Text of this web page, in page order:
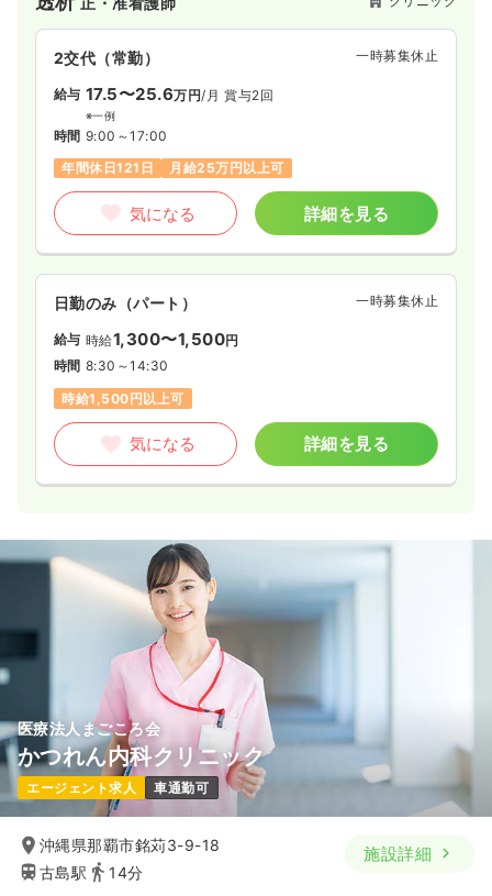
2交代（常勤） 一時募集休止
給与 17.5〜25.6万円/月 賞与2回
※一例
時間 9:00～17:00
年間休日121日
月給25万円以上可
気になる 詳細を見る
日勤のみ（パート） 一時募集休止
給与 時給1,300〜1,500円
時間 8:30～14:30
時給1,500円以上可
気になる 詳細を見る
医療法人まごころ会
かつれん内科クリニック
エージェント求人 車通勤可
沖縄県那覇市銘苅3-9-18
古島駅
14分
施設詳細